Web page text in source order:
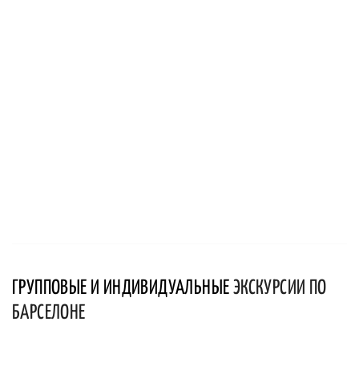
ГРУППОВЫЕ И ИНДИВИДУАЛЬНЫЕ ЭКСКУРСИИ ПО
БАРСЕЛОНЕ